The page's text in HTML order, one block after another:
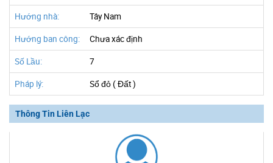
Hướng nhà: Tây Nam
Hướng ban công: Chưa xác định
Số Lầu: 7
Pháp lý: Sổ đỏ ( Đất )
Thông Tin Liên Lạc